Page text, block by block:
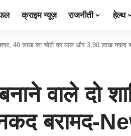
क्राइम न्यूज़ राजनीती हेल्थ
40 लाख का चोरी का माल और 3.90 लाख
वाले दो
बरामद-